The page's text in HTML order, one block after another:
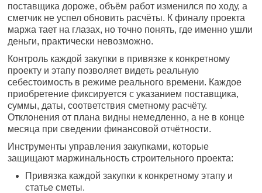
поставщика дороже, объём работ изменился по ходу, а
сметчик не успел обновить расчёты. К финалу проекта
маржа тает на глазах, но точно понять, где именно ушли
деньги, практически невозможно.
Контроль каждой закупки в привязке к конкретному
проекту и этапу позволяет видеть реальную
себестоимость в режиме реального времени. Каждое
приобретение фиксируется с указанием поставщика,
суммы, даты, соответствия сметному расчёту.
Отклонения от плана видны немедленно, а не в конце
месяца при сведении финансовой отчётности.
Инструменты управления закупками, которые
защищают маржинальность строительного проекта:
Привязка каждой закупки к конкретному этапу и
статье сметы.